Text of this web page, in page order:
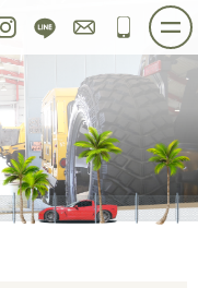
Instagram
LINE お問い合わせ
048-
ご購入プラン
買取＆オーダー
会社概要
公式ブログ